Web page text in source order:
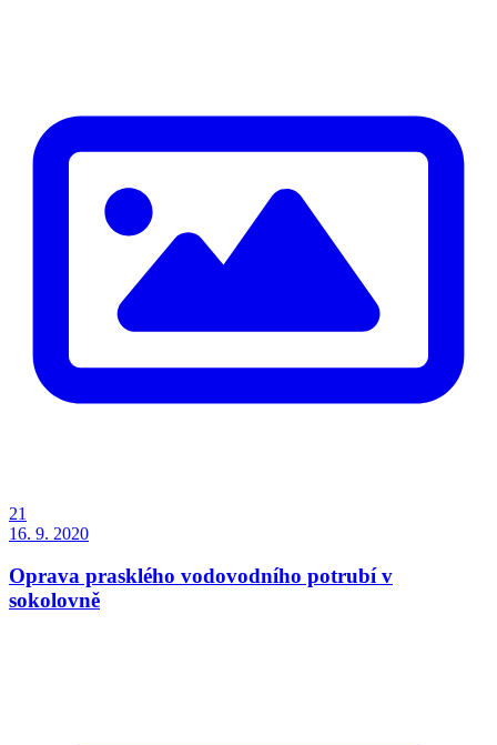
21
16. 9. 2020
Oprava prasklého vodovodního potrubí v
sokolovně